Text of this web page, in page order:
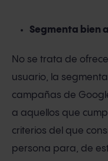
Segmenta bien
No se trata de
usuario, la
campañas de
a aquellos que
criterios del que
persona para, de